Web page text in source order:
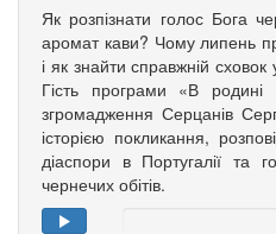
Як розпізнати голос Бога
аромат кави? Чому липень
і як знайти справжній сховок
Гість програми «В родині
згромадження Серцанів
історією покликання,
діаспори в Португалії та
чернечих обітів.